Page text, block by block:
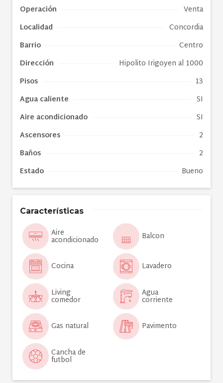
Operación
Venta
Localidad
Concordia
Barrio
Centro
Dirección
Hipolito Irigoyen al 1000
Pisos
13
Agua caliente
SI
Aire acondicionado
SI
Ascensores
2
Baños
2
Estado
Bueno
Características
Aire
acondicionado Balcon
Cocina Lavadero
Living
comedor
Agua
corriente
Gas natural Pavimento
Cancha de
futbol